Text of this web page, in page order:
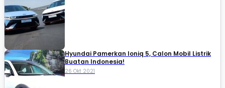
Hyundai Pamerkan Ioniq 5, Calon Mobil Listrik
Buatan Indonesia!
26 Okt 2021